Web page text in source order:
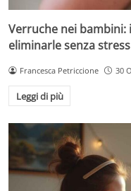
Verruche nei
eliminarle senza stress
Francesca Petriccione 30
Leggi di più